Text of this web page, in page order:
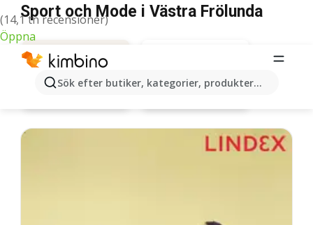
(14,1 tn recensioner)
Öppna
Sök efter butiker, kategorier, produkter...
Sport och Mode i Västra Frölunda